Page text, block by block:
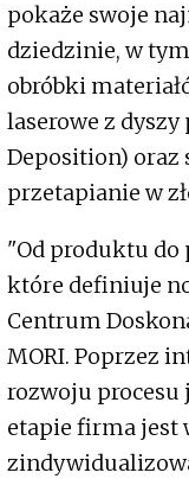
pokaże swoje
dziedzinie, w
obróbki
laserowe z
Deposition) oraz
przetapianie w
"Od produktu do
które definiuje
Centrum
MORI. Poprzez
rozwoju procesu
etapie firma jest